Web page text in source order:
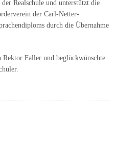
Realschule und unterstützt die
der Carl-Netter-
durch die Übernahme
Rektor Faller und beglückwünschte